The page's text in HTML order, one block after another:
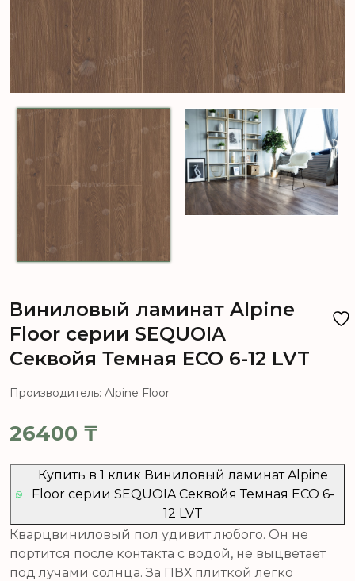
Виниловый ламинат Alpine
Floor серии SEQUOIA
Секвойя Темная ЕСО 6-12 LVT
Производитель: Alpine Floor
26400 ₸
Купить в 1 клик Виниловый ламинат Alpine
Floor серии SEQUOIA Секвойя Темная ЕСО 6-
12 LVT
Кварцвиниловый пол удивит любого. Он не
портится после контакта с водой, не выцветает
под лучами солнца. За ПВХ плиткой легко